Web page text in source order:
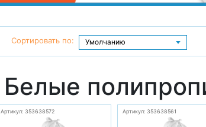
Сортировать по:
Белые
Артикул: 353638572 Артикул: 353638561